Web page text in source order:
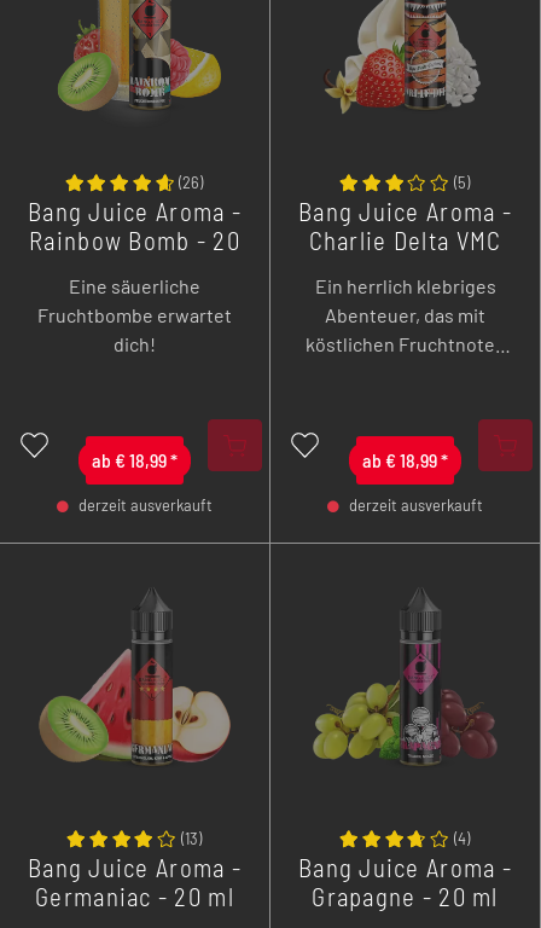
- +
ab € 18,99*
derzeit ausverkauft
(26)
Bang Juice Aroma -
Rainbow Bomb - 20
Eine säuerliche
Fruchtbombe erwartet
dich!
- +
ab € 18,99*
derzeit ausverkauft
(5)
Bang Juice Aroma -
Charlie Delta VMC
Ein herrlich klebriges
Abenteuer, das mit
köstlichen Fruchtnoten
(13)
Bang Juice Aroma -
Germaniac - 20 ml
(4)
Bang Juice Aroma -
Grapagne - 20 ml